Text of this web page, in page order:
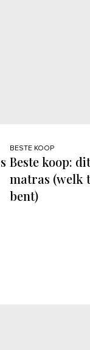
BESTE KOOP
Beste koop:
matras (welk
bent)